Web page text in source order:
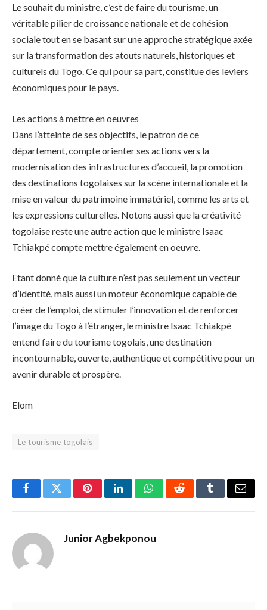
Le souhait du ministre, c’est de faire du tourisme, un
véritable pilier de croissance nationale et de cohésion
sociale tout en se basant sur une approche stratégique axée
sur la transformation des atouts naturels, historiques et
culturels du Togo. Ce qui pour sa part, constitue des leviers
économiques pour le pays.
Les actions à mettre en oeuvres
Dans l’atteinte de ses objectifs, le patron de ce
département, compte orienter ses actions vers la
modernisation des infrastructures d’accueil, la promotion
des destinations togolaises sur la scène internationale et la
mise en valeur du patrimoine immatériel, comme les arts et
les expressions culturelles. Notons aussi que la créativité
togolaise reste une autre action que le ministre Isaac
Tchiakpé compte mettre également en oeuvre.
Etant donné que la culture n’est pas seulement un vecteur
d’identité, mais aussi un moteur économique capable de
créer de l’emploi, de stimuler l’innovation et de renforcer
l’image du Togo à l’étranger, le ministre Isaac Tchiakpé
entend faire du tourisme togolais, une destination
incontournable, ouverte, authentique et compétitive pour un
avenir durable et prospère.
Elom
Le tourisme togolais
FacebookTwitterPinterestLinkedInWhatsAppRedditTumblrEmail
Junior Agbekponou